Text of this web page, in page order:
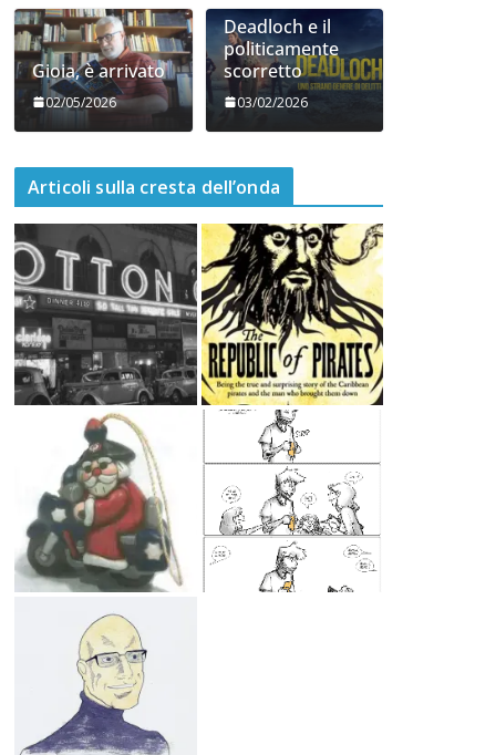
di Ghilarza
06/05/2026
mangerecci
05/05/2026
02/05/2026
Deadloch e il
03/02/2026
Articoli sulla cresta dell’onda